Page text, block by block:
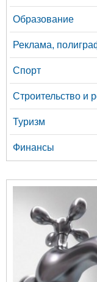
Образование
Реклама,
Спорт
Строительство и
Туризм
Финансы